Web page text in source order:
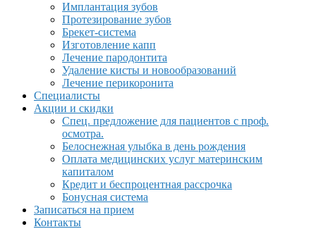
Имплантация зубов
Протезирование зубов
Брекет-система
Изготовление капп
Лечение пародонтита
Удаление кисты и новообразований
Лечение перикоронита
Специалисты
Акции и скидки
Спец. предложение для пациентов с проф.
осмотра.
Белоснежная улыбка в день рождения
Оплата медицинских услуг материнским
капиталом
Кредит и беспроцентная рассрочка
Бонусная система
Записаться на прием
Контакты